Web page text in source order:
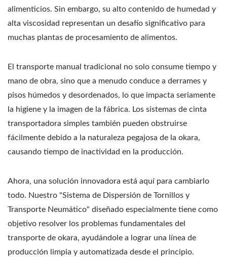
alimenticios. Sin embargo, su alto contenido de humedad y
alta viscosidad representan un desafío significativo para
muchas plantas de procesamiento de alimentos.
El transporte manual tradicional no solo consume tiempo y
mano de obra, sino que a menudo conduce a derrames y
pisos húmedos y desordenados, lo que impacta seriamente
la higiene y la imagen de la fábrica. Los sistemas de cinta
transportadora simples también pueden obstruirse
fácilmente debido a la naturaleza pegajosa de la okara,
causando tiempo de inactividad en la producción.
Ahora, una solución innovadora está aquí para cambiarlo
todo. Nuestro "Sistema de Dispersión de Tornillos y
Transporte Neumático" diseñado especialmente tiene como
objetivo resolver los problemas fundamentales del
transporte de okara, ayudándole a lograr una línea de
producción limpia y automatizada desde el principio.